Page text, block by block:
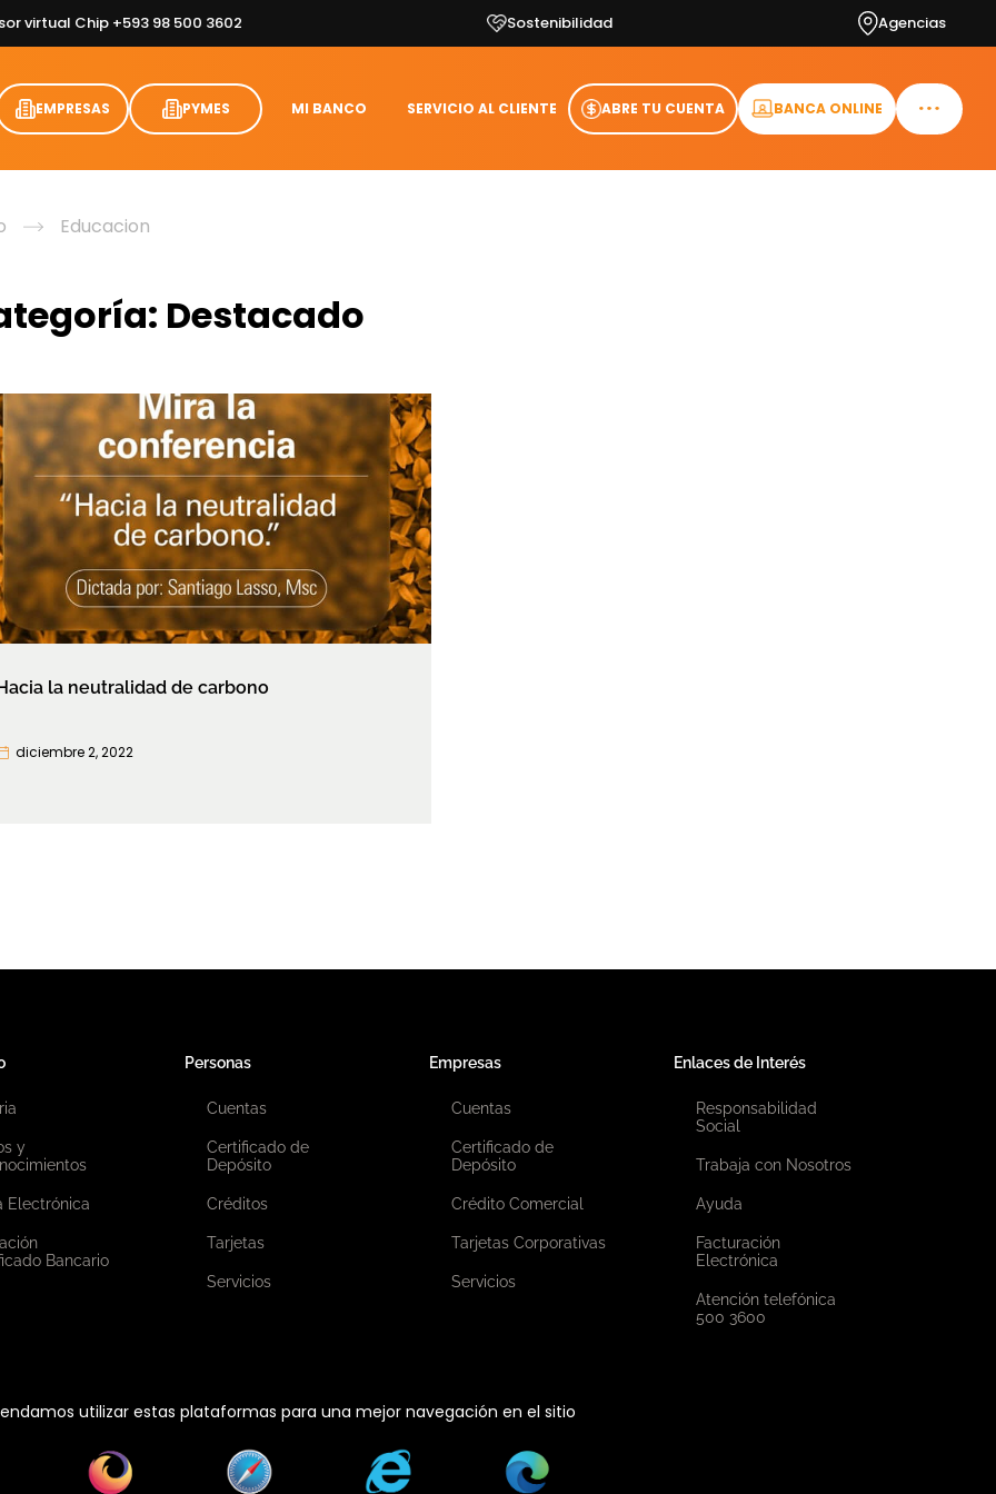
virtual Chip +593 98 500 3602 Sostenibilidad Agencias
EMPRESAS PYMES MI BANCO SERVICIO AL CLIENTE ABRE TU CUENTA BANCA ONLINE
Educacion
Destacado
la neutralidad de carbono
diciembre 2, 2022
y
Electrónica
Bancario
Personas
Cuentas
Certificado de
Depósito
Créditos
Tarjetas
Servicios
Empresas
Cuentas
Certificado de
Depósito
Crédito Comercial
Tarjetas Corporativas
Servicios
Enlaces de Interés
Responsabilidad
Social
Trabaja con Nosotros
Ayuda
Facturación
Electrónica
Atención telefónica
500 3600
utilizar estas plataformas para una mejor navegación en el sitio